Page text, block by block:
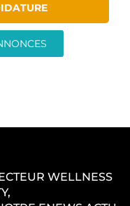
WELLNESS